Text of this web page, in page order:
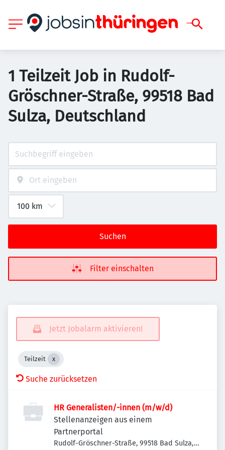
1 Teilzeit Job in Rudolf-
Gröschner-Straße, 99518 Bad
Sulza, Deutschland
Suchen
Filter einschalten
Jetzt Jobalarm aktivieren!
Teilzeit
Suche zurücksetzen
HR Generalisten/-innen (m/w/d)
Stellenanzeigen aus einem
Partnerportal
Rudolf-Gröschner-Straße, 99518 Bad Sulza,